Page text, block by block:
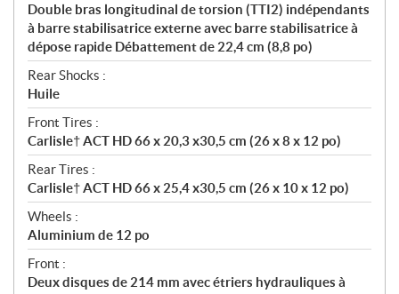
Double bras longitudinal de torsion (TTI2) indépendants
à barre stabilisatrice externe avec barre stabilisatrice à
dépose rapide Débattement de 22,4 cm (8,8 po)
Rear Shocks :
Huile
Front Tires :
Carlisle† ACT HD 66 x 20,3 x30,5 cm (26 x 8 x 12 po)
Rear Tires :
Carlisle† ACT HD 66 x 25,4 x30,5 cm (26 x 10 x 12 po)
Wheels :
Aluminium de 12 po
Front :
Deux disques de 214 mm avec étriers hydrauliques à